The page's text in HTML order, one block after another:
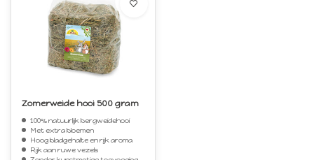
Zomerweide hooi 500 gram
100% natuurlijk bergweidehooi
Met extra bloemen
Hoog bladgehalte en rijk aroma
Rijk aan ruwe vezels